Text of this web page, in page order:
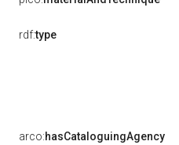
rdf:type
arco:hasCataloguingAgency